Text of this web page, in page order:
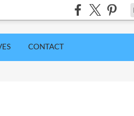
CONTACT